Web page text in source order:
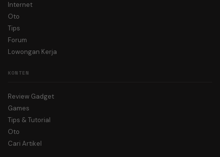
Internet
Oto
Tips
Forum
Lowongan Kerja
KONTEN
Review Gadget
Games
Tips & Tutorial
Oto
Cari Artikel